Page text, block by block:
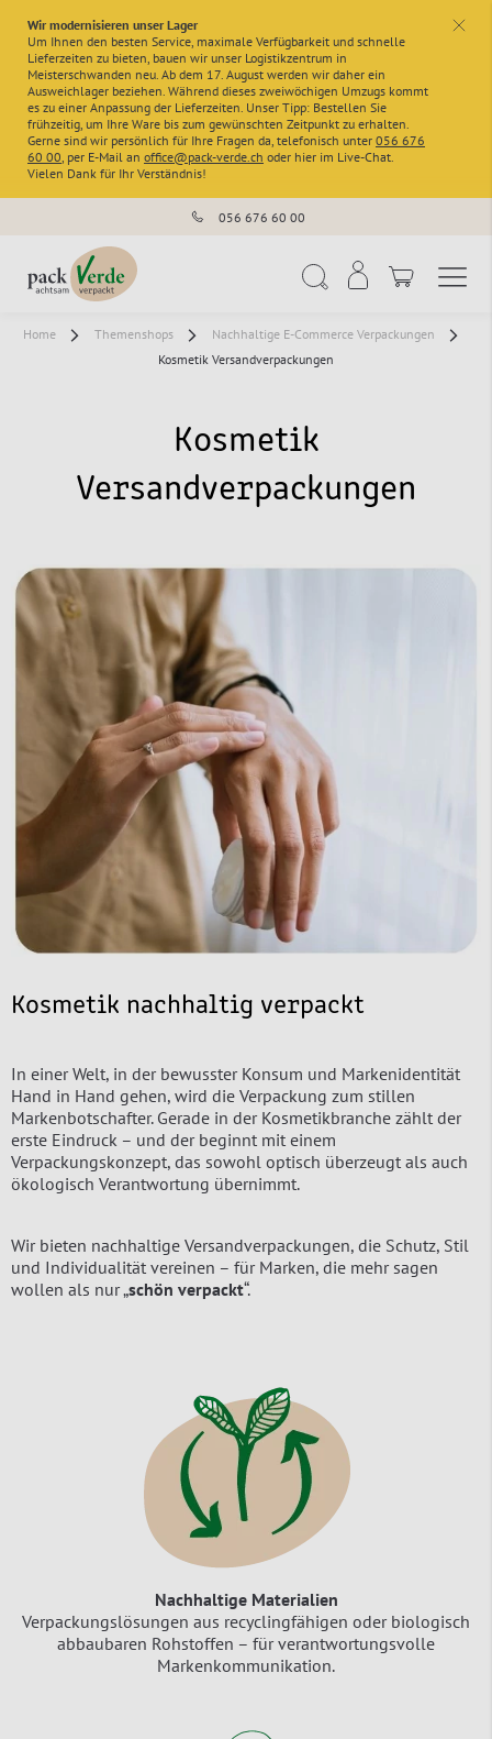
x
Wir modernisieren unser Lager
Um Ihnen den besten Service, maximale Verfügbarkeit und schnelle
Lieferzeiten zu bieten, bauen wir unser Logistikzentrum in
Meisterschwanden neu. Ab dem 17. August werden wir daher ein
Ausweichlager beziehen. Während dieses zweiwöchigen Umzugs kommt
es zu einer Anpassung der Lieferzeiten. Unser Tipp: Bestellen Sie
frühzeitig, um Ihre Ware bis zum gewünschten Zeitpunkt zu erhalten.
Gerne sind wir persönlich für Ihre Fragen da, telefonisch unter 056 676
60 00, per E-Mail an office@pack-verde.ch oder hier im Live-Chat.
Vielen Dank für Ihr Verständnis!
056 676 60 00
Home Themenshops
Nachhaltige E-Commerce Verpackungen
Kosmetik Versandverpackungen
Kosmetik
Versandverpackungen
Kosmetik nachhaltig verpackt
In einer Welt, in der bewusster Konsum und Markenidentität
Hand in Hand gehen, wird die Verpackung zum stillen
Markenbotschafter. Gerade in der Kosmetikbranche zählt der
erste Eindruck – und der beginnt mit einem
Verpackungskonzept, das sowohl optisch überzeugt als auch
ökologisch Verantwortung übernimmt.
Wir bieten nachhaltige Versandverpackungen, die Schutz, Stil
und Individualität vereinen – für Marken, die mehr sagen
wollen als nur „schön verpackt“.
Nachhaltige Materialien
Verpackungslösungen aus recyclingfähigen oder biologisch
abbaubaren Rohstoffen – für verantwortungsvolle
Markenkommunikation.